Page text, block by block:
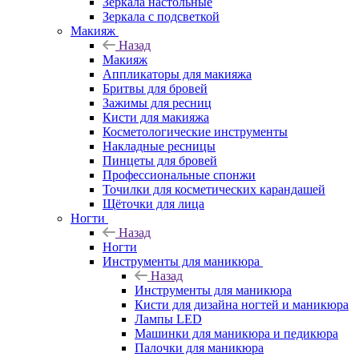
Зеркала с подсветкой
Макияж
Назад
Макияж
Аппликаторы для макияжа
Бритвы для бровей
Зажимы для ресниц
Кисти для макияжа
Косметологические инструменты
Накладные ресницы
Пинцеты для бровей
Профессиональные спонжи
Точилки для косметических карандашей
Щёточки для лица
Ногти
Назад
Ногти
Инструменты для маникюра
Назад
Инструменты для маникюра
Кисти для дизайна ногтей и маникюра
Лампы LED
Машинки для маникюра и педикюра
Палочки для маникюра